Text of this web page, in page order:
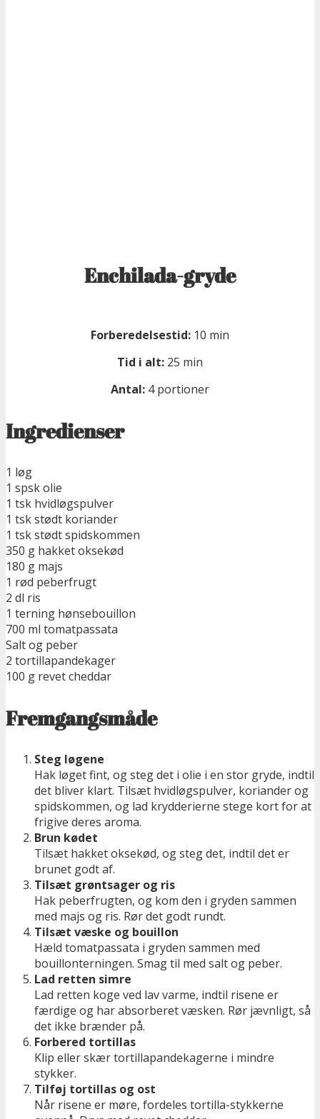
Enchilada-gryde
Forberedelsestid: 10 min
Tid i alt: 25 min
Antal: 4 portioner
Ingredienser
1 løg
1 spsk olie
1 tsk hvidløgspulver
1 tsk stødt koriander
1 tsk stødt spidskommen
350 g hakket oksekød
180 g majs
1 rød peberfrugt
2 dl ris
1 terning hønsebouillon
700 ml tomatpassata
Salt og peber
2 tortillapandekager
100 g revet cheddar
Fremgangsmåde
Steg løgene
Hak løget fint, og steg det i olie i en stor gryde, indtil
det bliver klart. Tilsæt hvidløgspulver, koriander og
spidskommen, og lad krydderierne stege kort for at
frigive deres aroma.
Brun kødet
Tilsæt hakket oksekød, og steg det, indtil det er
brunet godt af.
Tilsæt grøntsager og ris
Hak peberfrugten, og kom den i gryden sammen
med majs og ris. Rør det godt rundt.
Tilsæt væske og bouillon
Hæld tomatpassata i gryden sammen med
bouillonterningen. Smag til med salt og peber.
Lad retten simre
Lad retten koge ved lav varme, indtil risene er
færdige og har absorberet væsken. Rør jævnligt, så
det ikke brænder på.
Forbered tortillas
Klip eller skær tortillapandekagerne i mindre
stykker.
Tilføj tortillas og ost
Når risene er møre, fordeles tortilla-stykkerne